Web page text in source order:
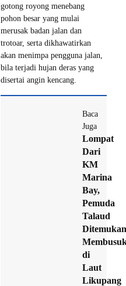
gotong royong menebang
pohon besar yang mulai
merusak badan jalan dan
trotoar, serta dikhawatirkan
akan menimpa pengguna jalan,
bila terjadi hujan deras yang
disertai angin kencang.
Baca
Juga
Lompat
Dari
KM
Marina
Bay,
Pemuda
Talaud
Ditemukan
di
Laut
Likupang